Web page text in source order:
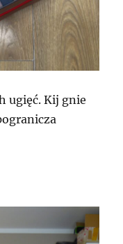
ugięć. Kij gnie